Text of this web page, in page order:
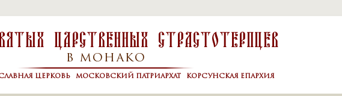
Царственных Страстотерпцев
В МОНАКО
ЦЕРКОВЬ МОСКОВСКИЙ ПАТРИАРХАТ КОРСУНСКАЯ ЕПАРХИЯ